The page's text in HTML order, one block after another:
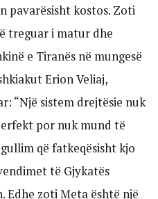
pavarësisht kostos. Zoti
treguar i matur dhe
e Tiranës në mungesë
Erion Veliaj,
“Një sistem drejtësie nuk
por nuk mund të
që fatkeqësisht kjo
të Gjykatës
Edhe zoti Meta është një